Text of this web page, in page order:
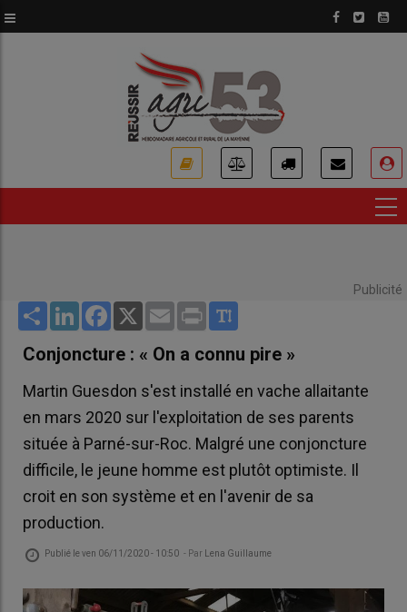
au
Publicité
Share LinkedInFacebook
X Email Print
Conjoncture : « On a connu pire »
Martin Guesdon s'est installé en vache allaitante
en mars 2020 sur l'exploitation de ses parents
située à Parné-sur-Roc. Malgré une conjoncture
difficile, le jeune homme est plutôt optimiste. Il
croit en son système et en l'avenir de sa
production.
Publié leven 06/11/2020 - 10:50 - Par Lena Guillaume